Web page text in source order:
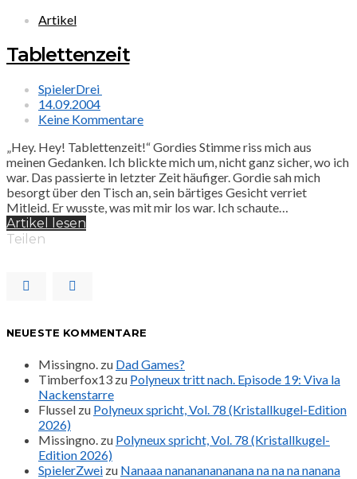
Artikel
Tablettenzeit
SpielerDrei
14.09.2004
Keine Kommentare
„Hey. Hey! Tablettenzeit!“ Gordies Stimme riss mich aus
meinen Gedanken. Ich blickte mich um, nicht ganz sicher, wo ich
war. Das passierte in letzter Zeit häufiger. Gordie sah mich
besorgt über den Tisch an, sein bärtiges Gesicht verriet
Mitleid. Er wusste, was mit mir los war. Ich schaute…
Artikel lesen
Teilen
NEUESTE KOMMENTARE
Missingno. zu Dad Games?
Timberfox13 zu Polyneux tritt nach. Episode 19: Viva la
Nackenstarre
Flussel zu Polyneux spricht, Vol. 78 (Kristallkugel-Edition
2026)
Missingno. zu Polyneux spricht, Vol. 78 (Kristallkugel-
Edition 2026)
SpielerZwei zu Nanaaa nanananananana na na na nanana